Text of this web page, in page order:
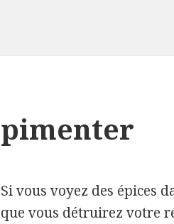
pimenter
Si vous voyez des épices
que vous détruirez votre